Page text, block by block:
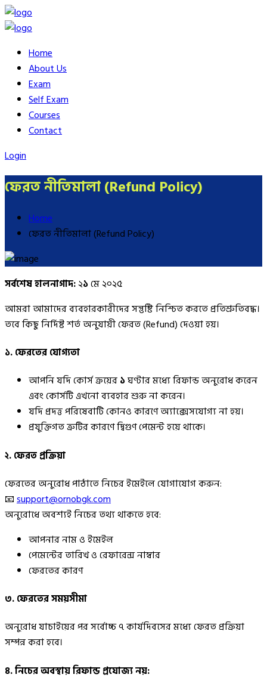
Home
About Us
Exam
Self Exam
Courses
Contact
Login
ফেরত নীতিমালা (Refund Policy)
Home
ফেরত নীতিমালা (Refund Policy)
সর্বশেষ হালনাগাদ:২১মে ২০২৫
আমরা আমাদের ব্যবহারকারীদের সন্তুষ্টি নিশ্চিত করতে প্রতিশ্রুতিবদ্ধ।
তবে কিছু নির্দিষ্ট শর্ত অনুযায়ী ফেরত (Refund) দেওয়া হয়।
১. ফেরতের যোগ্যতা
আপনি যদি কোর্স ক্রয়ের১ঘণ্টার মধ্যে রিফান্ড অনুরোধ করেন
এবং কোর্সটি এখনো ব্যবহার শুরু না করেন।
যদি প্রদত্ত পরিষেবাটি কোনও কারণে অ্যাক্সেসযোগ্য না হয়।
প্রযুক্তিগত ত্রুটির কারণে দ্বিগুণ পেমেন্ট হয়ে থাকে।
২. ফেরত প্রক্রিয়া
ফেরতের অনুরোধ পাঠাতে নিচের ইমেইলে যোগাযোগ করুন:
📧support@ornobgk.com
অনুরোধে অবশ্যই নিচের তথ্য থাকতে হবে:
আপনার নাম ও ইমেইল
পেমেন্টের তারিখ ও রেফারেন্স নাম্বার
ফেরতের কারণ
৩. ফেরতের সময়সীমা
অনুরোধ যাচাইয়ের পর সর্বোচ্চ ৭ কার্যদিবসের মধ্যে ফেরত প্রক্রিয়া
সম্পন্ন করা হবে।
৪. নিচের অবস্থায় রিফান্ড প্রযোজ্য নয়: